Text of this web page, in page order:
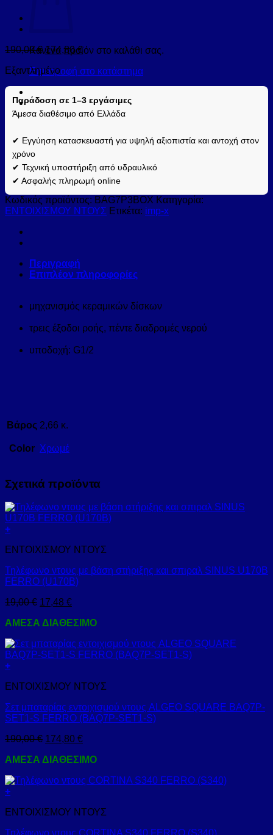
Κανένα προϊόν στο καλάθι σας.
Επιστροφή στο κατάστημα
190,00€ 174,80€
Εξαντλημένο
Παράδοση σε 1–3 εργάσιμες
Άμεσα διαθέσιμο από Ελλάδα
✔ Εγγύηση κατασκευαστή για υψηλή αξιοπιστία και αντοχή στον
χρόνο
✔ Τεχνική υποστήριξη από υδραυλικό
✔ Ασφαλής πληρωμή online
Κωδικός προϊόντος: BAG7P3BOX Κατηγορία:
ΕΝΤΟΙΧΙΣΜΟΥ ΝΤΟΥΣ Ετικέτα: imp-x
Περιγραφή
Επιπλέον πληροφορίες
μηχανισμός κεραμικών δίσκων
τρεις έξοδοι ροής, πέντε διαδρομές νερού
υποδοχή: G1/2
Βάρος 2,66 κ.
Color Χρωμέ
Σχετικά προϊόντα
+
ΕΝΤΟΙΧΙΣΜΟΥ ΝΤΟΥΣ
Τηλέφωνο ντους με βάση στήριξης και σπιραλ SINUS U170B
FERRO (U170B)
19,00€ 17,48 €
ΑΜΕΣΑ ΔΙΑΘΕΣΙΜΟ
+
ΕΝΤΟΙΧΙΣΜΟΥ ΝΤΟΥΣ
Σετ μπαταρίας εντοιχισμού ντους ALGEO SQUARE BAQ7P-
SET1-S FERRO (BAQ7P-SET1-S)
190,00€ 174,80 €
ΑΜΕΣΑ ΔΙΑΘΕΣΙΜΟ
+
ΕΝΤΟΙΧΙΣΜΟΥ ΝΤΟΥΣ